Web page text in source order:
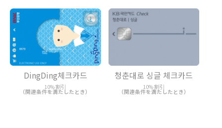
DingDing체크카드
10% 割引
（関連条件を満たしたとき）
청춘대로 싱글 체크카드
10% 割引
（関連条件を満たしたとき）